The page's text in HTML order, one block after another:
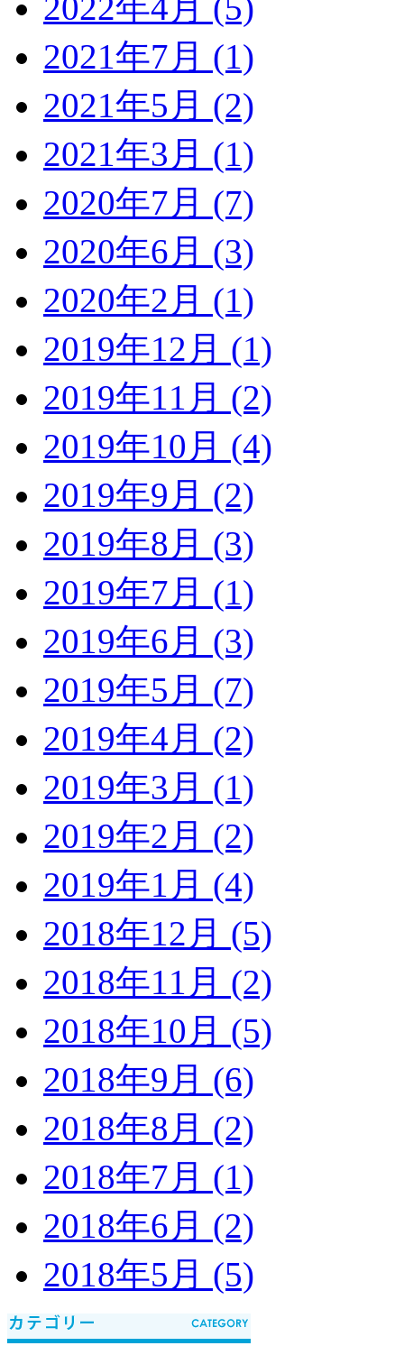
2022年4月 (5)
2021年7月 (1)
2021年5月 (2)
2021年3月 (1)
2020年7月 (7)
2020年6月 (3)
2020年2月 (1)
2019年12月 (1)
2019年11月 (2)
2019年10月 (4)
2019年9月 (2)
2019年8月 (3)
2019年7月 (1)
2019年6月 (3)
2019年5月 (7)
2019年4月 (2)
2019年3月 (1)
2019年2月 (2)
2019年1月 (4)
2018年12月 (5)
2018年11月 (2)
2018年10月 (5)
2018年9月 (6)
2018年8月 (2)
2018年7月 (1)
2018年6月 (2)
2018年5月 (5)